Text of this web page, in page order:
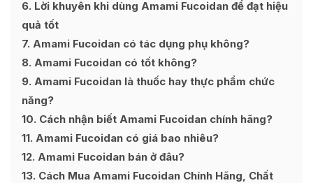
6 Lời khuyên khi dùng Amami Fucoidan để đạt hiệu
quả tốt
7 Amami Fucoidan có tác dụng phụ không?
8 Amami Fucoidan có tốt không?
9 Amami Fucoidan là thuốc hay thực phẩm chức
năng?
10 Cách nhận biết Amami Fucoidan chính hãng?
11 Amami Fucoidan có giá bao nhiêu?
12 Amami Fucoidan bán ở đâu?
13 Cách Mua Amami Fucoidan Chính Hãng, Chất